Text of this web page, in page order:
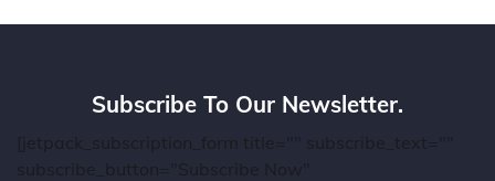
Subscribe To Our Newsletter.
[jetpack_subscription_form title="" subscribe_text=""
subscribe_button="Subscribe Now"